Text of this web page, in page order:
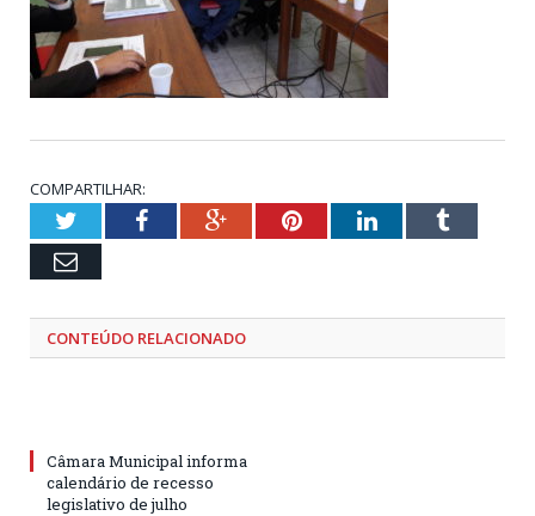
COMPARTILHAR:
TwitterFacebookGoogle+PinterestLinkedInTumblr
Email
CONTEÚDO RELACIONADO
Câmara Municipal informa
calendário de recesso
legislativo de julho